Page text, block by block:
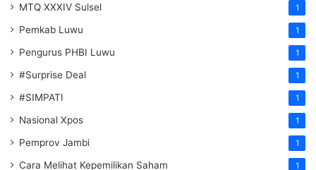
MTQ XXXIV Sulsel 1
Pemkab Luwu 1
Pengurus PHBI Luwu 1
#Surprise Deal 1
#SIMPATI 1
Nasional Xpos 1
Pemprov Jambi 1
Cara Melihat Kepemilikan Saham 1